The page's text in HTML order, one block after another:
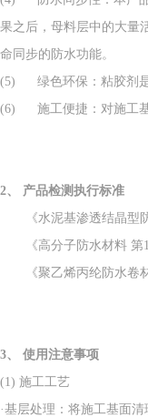
果之后，母料层中的大量
命同步的防水功能。
(5) 绿色环保：粘胶剂是
(6) 施工便捷：对施工基
2、 产品检测执行标准
《水泥基渗透结晶型
《高分子防水材料 第1
《聚乙烯丙纶防水卷
3、 使用注意事项
(1) 施工工艺
·基层处理：将施工基面